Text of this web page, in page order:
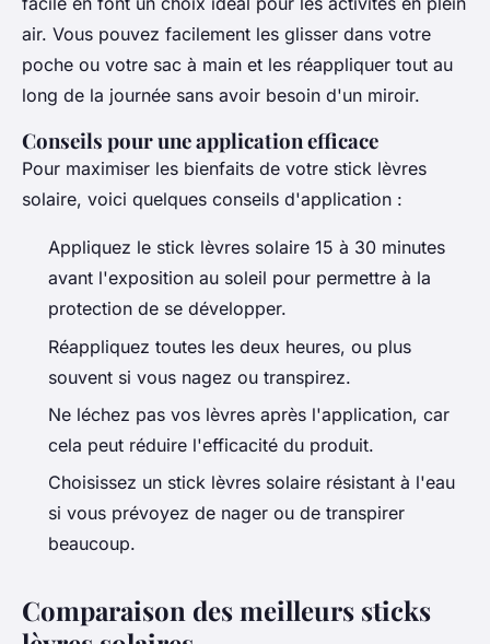
air. Vous pouvez facilement les glisser dans votre
poche ou votre sac à main et les réappliquer tout au
long de la journée sans avoir besoin d'un miroir.
Conseils pour une application efficace
Pour maximiser les bienfaits de votre stick lèvres
solaire, voici quelques conseils d'application :
Appliquez le stick lèvres solaire 15 à 30 minutes
avant l'exposition au soleil pour permettre à la
protection de se développer.
Réappliquez toutes les deux heures, ou plus
souvent si vous nagez ou transpirez.
Ne léchez pas vos lèvres après l'application, car
cela peut réduire l'efficacité du produit.
Choisissez un stick lèvres solaire résistant à l'eau
si vous prévoyez de nager ou de transpirer
beaucoup.
Comparaison des meilleurs sticks